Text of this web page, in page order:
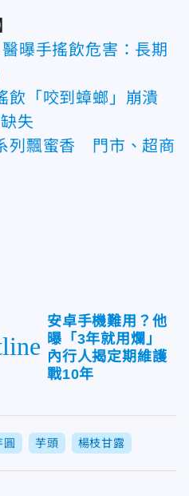
曝手搖飲危害：長期
飲「咬到蟑螂」崩潰
失
列飄蜜香 門市、超商
安卓手機難用？他
曝「3年就用爛」
內行人揭定期維護
戰10年
圓 芋頭 楊枝甘露